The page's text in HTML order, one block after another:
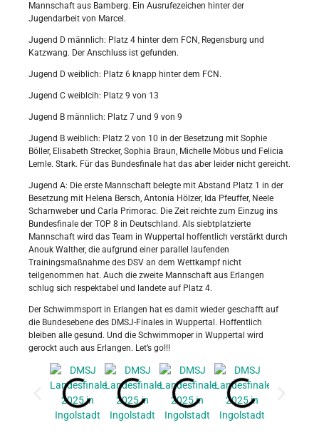
Mannschaft aus Bamberg. Ein Ausrufezeichen hinter der
Jugendarbeit von Marcel.
Jugend D männlich: Platz 4 hinter dem FCN, Regensburg und
Katzwang. Der Anschluss ist gefunden.
Jugend D weiblich: Platz 6 knapp hinter dem FCN.
Jugend C weiblcih: Platz 9 von 13
Jugend B männlich: Platz 7 und 9 von 9
Jugend B weiblich: Platz 2 von 10 in der Besetzung mit Sophie
Böller, Elisabeth Strecker, Sophia Braun, Michelle Möbus und Felicia
Lemle. Stark. Für das Bundesfinale hat das aber leider nicht gereicht.
Jugend A: Die erste Mannschaft belegte mit Abstand Platz 1 in der
Besetzung mit Helena Bersch, Antonia Hölzer, Ida Pfeuffer, Neele
Scharnweber und Carla Primorac. Die Zeit reichte zum Einzug ins
Bundesfinale der TOP 8 in Deutschland. Als siebtplatzierte
Mannschaft wird das Team in Wuppertal hoffentlich verstärkt durch
Anouk Walther, die aufgrund einer parallel laufenden
Trainingsmaßnahme des DSV an dem Wettkampf nicht
teilgenommen hat. Auch die zweite Mannschaft aus Erlangen
schlug sich respektabel und landete auf Platz 4.
Der Schwimmsport in Erlangen hat es damit wieder geschafft auf
die Bundesebene des DMSJ-Finales in Wuppertal. Hoffentlich
bleiben alle gesund. Und die Schwimmoper in Wuppertal wird
gerockt auch aus Erlangen. Let’s go!!!